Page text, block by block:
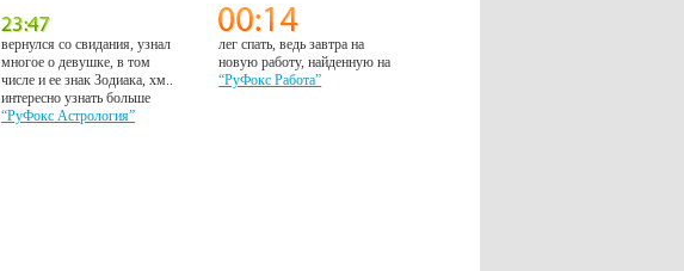
вернулся со свидания, узнал
многое о девушке, в том
числе и ее знак Зодиака, хм..
интересно узнать больше
“РуФокс Астрология”
лег спать, ведь завтра на
новую работу, найденную на
“РуФокс Работа”